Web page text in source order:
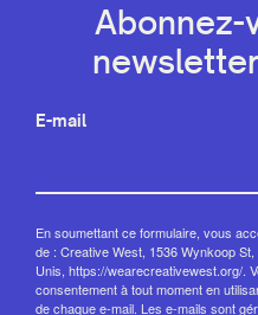
Abonnez-
E-mail
En soumettant ce formulaire, vous
de : Creative West, 1536 Wynkoop
Unis, https://wearecreativewest.org/.
consentement à tout moment en
de chaque e-mail. Les e-mails sont